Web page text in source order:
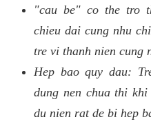
"cau be" co the tro
chieu dai cung nhu
tre vi thanh nien cung
Hep bao quy dau:
dung nen chua thi
du nien rat de bi hep